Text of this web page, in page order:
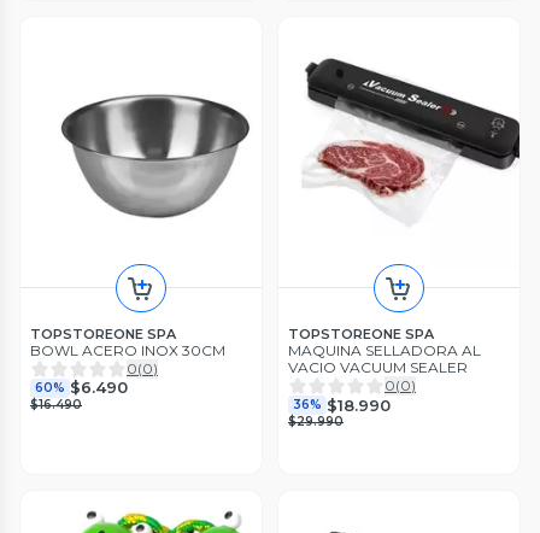
TOPSTOREONE SPA
BOWL ACERO INOX 30CM
0(0)
60% $6.490
$16.490
TOPSTOREONE SPA
MAQUINA SELLADORA AL
VACIO VACUUM SEALER
0(0)
36% $18.990
$29.990